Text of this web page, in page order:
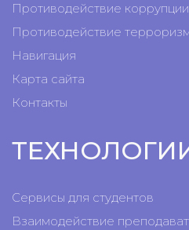
Противодействие коррупции
Противодействие
Навигация
Карта сайта
Контакты
Сервисы для студентов
Взаимодействие